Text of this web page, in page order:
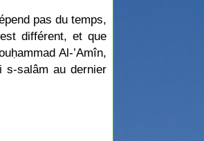
pas du temps,
différent, et que
Al-’Amîn,
s-salâm au dernier